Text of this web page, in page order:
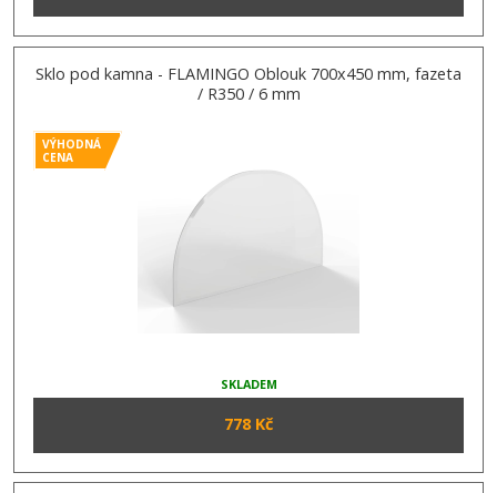
Sklo pod kamna - FLAMINGO Oblouk 700x450 mm, fazeta
/ R350 / 6 mm
VÝHODNÁ
CENA
SKLADEM
778 Kč